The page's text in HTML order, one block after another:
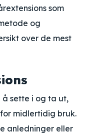
som
og
over de mest
å sette i og ta ut,
midlertidig bruk.
anledninger eller